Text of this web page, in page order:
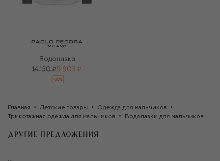
Водолазка
14 150 ₽9 905 ₽
-30%
Главная Детские товары
Одежда для мальчиков
Трикотажная одежда для мальчиков
Водолазки для мальчиков
ДРУГИЕ ПРЕДЛОЖЕНИЯ